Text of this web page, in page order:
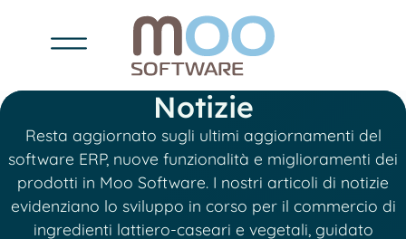
Notizie
Resta aggiornato sugli ultimi aggiornamenti del
software ERP, nuove funzionalità e miglioramenti dei
prodotti in Moo Software. I nostri articoli di notizie
evidenziano lo sviluppo in corso per il commercio di
ingredienti lattiero-caseari e vegetali, guidato